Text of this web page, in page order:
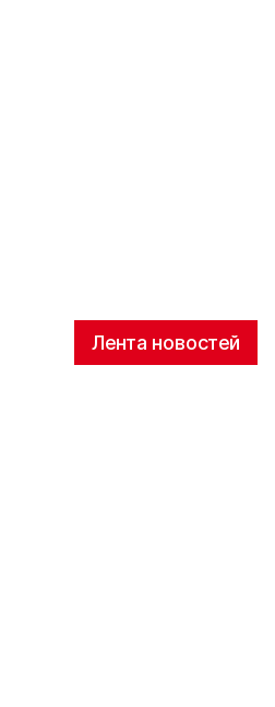
Лента новостей